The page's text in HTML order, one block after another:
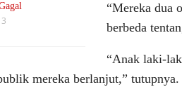
“Mereka dua
berbeda
“Anak laki-
mereka berlanjut,”